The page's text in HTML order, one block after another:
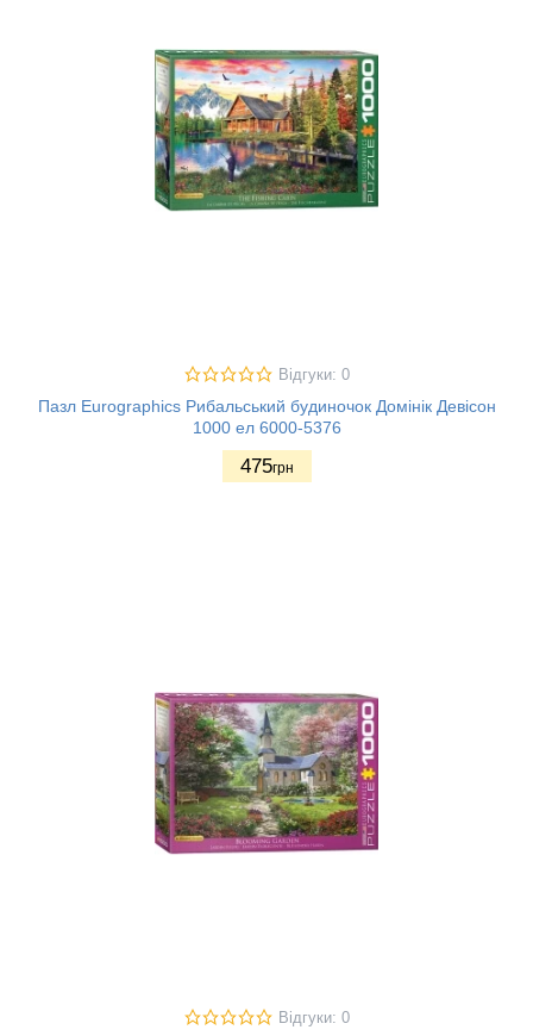
Відгуки: 0
Пазл Eurographics Рибальський будиночок Домінік Девісон
1000 ел 6000-5376
475грн
Відгуки: 0